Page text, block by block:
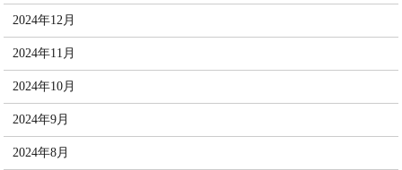
2024年12月
2024年11月
2024年10月
2024年9月
2024年8月